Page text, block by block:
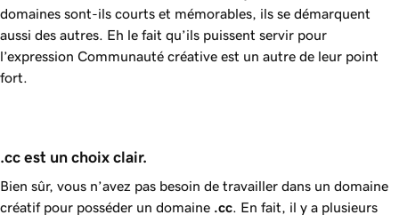
domaines sont-ils courts et mémorables, ils se démarquent
aussi des autres. Eh le fait qu’ils puissent servir pour
l’expression Communauté créative est un autre de leur point
fort.
.cc est un choix clair.
Bien sûr, vous n’avez pas besoin de travailler dans un domaine
créatif pour posséder un domaine .cc . En fait, il y a plusieurs